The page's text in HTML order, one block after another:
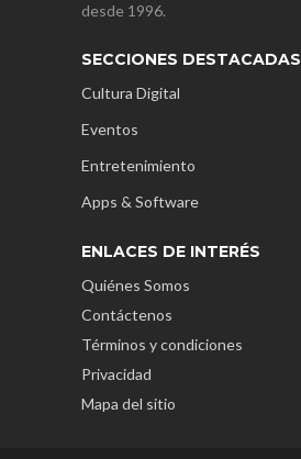
desde 1996.
SECCIONES DESTACADAS
Cultura Digital
Eventos
Entretenimiento
Apps & Software
ENLACES DE INTERÉS
Quiénes Somos
Contáctenos
Términos y condiciones
Privacidad
Mapa del sitio